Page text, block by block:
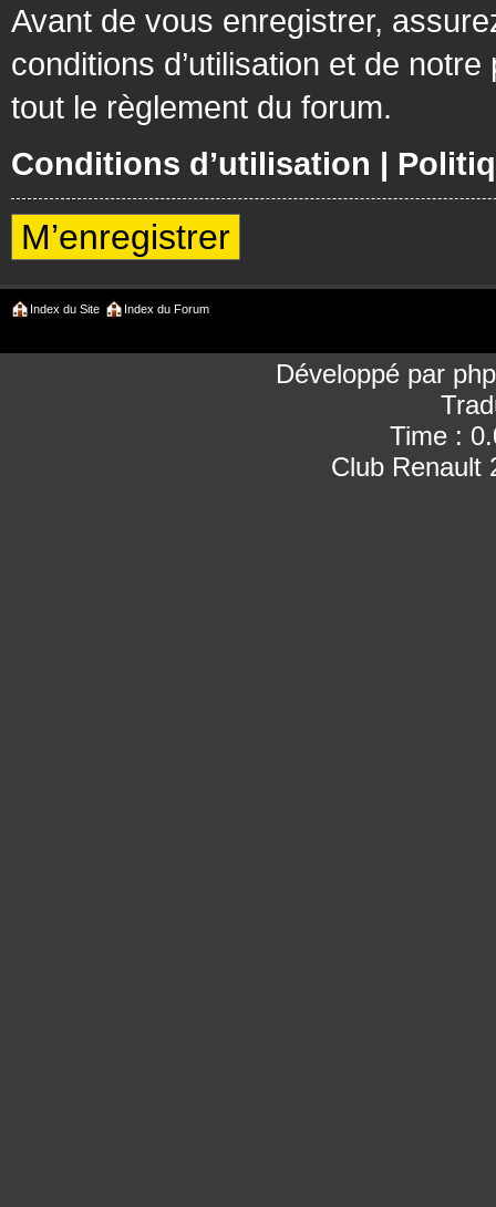
Avant de vous enregistrer,
conditions d’utilisation et de
tout le règlement du forum.
Conditions d’utilisation |
M’enregistrer
Index du Site Index du Forum
Développé par
Time :
Club Renault